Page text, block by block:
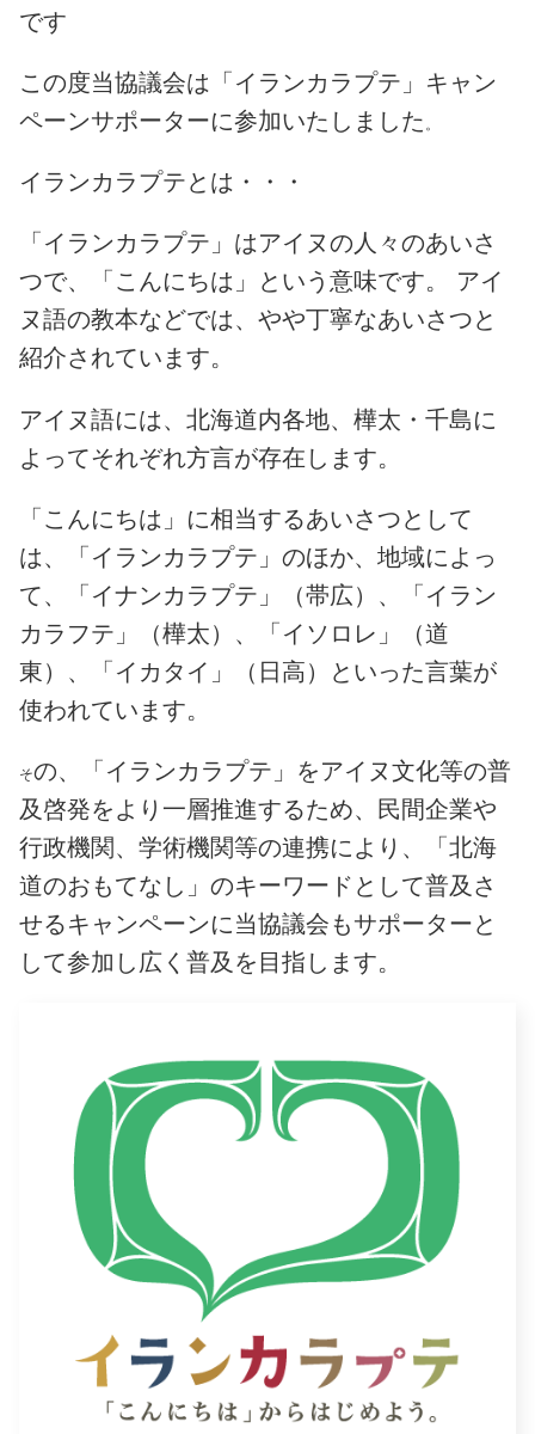
です
この度当協議会は「イランカラプテ」キャン
ペーンサポーターに参加いたしました 。
イランカラプテとは・・・
「イランカラプテ」はアイヌの人々のあいさ
つで、「こんにちは」という意味です。 アイ
ヌ語の教本などでは、やや丁寧なあいさつと
紹介されています。
アイヌ語には、北海道内各地、樺太・千島に
よってそれぞれ方言が存在します。
「こんにちは」に相当するあいさつとして
は、「イランカラプテ」のほか、地域によっ
て、「イナンカラプテ」（帯広）、「イラン
カラフテ」（樺太）、「イソロレ」（道
東）、「イカタイ」（日高）といった言葉が
使われています。
その、「イランカラプテ」をアイヌ文化等の普
及啓発をより一層推進するため、民間企業や
行政機関、学術機関等の連携により、「北海
道のおもてなし」のキーワードとして普及さ
せるキャンペーンに当協議会もサポーターと
して参加し広く普及を目指します。